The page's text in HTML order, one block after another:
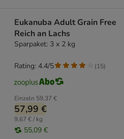
Eukanuba Adult Grain Free
Reich an Lachs
Sparpaket: 3 x 2 kg
Einzeln 59,37 €
57,99 €
9,67 € / kg
55,09 €
Rating: 4.4/5 (15)